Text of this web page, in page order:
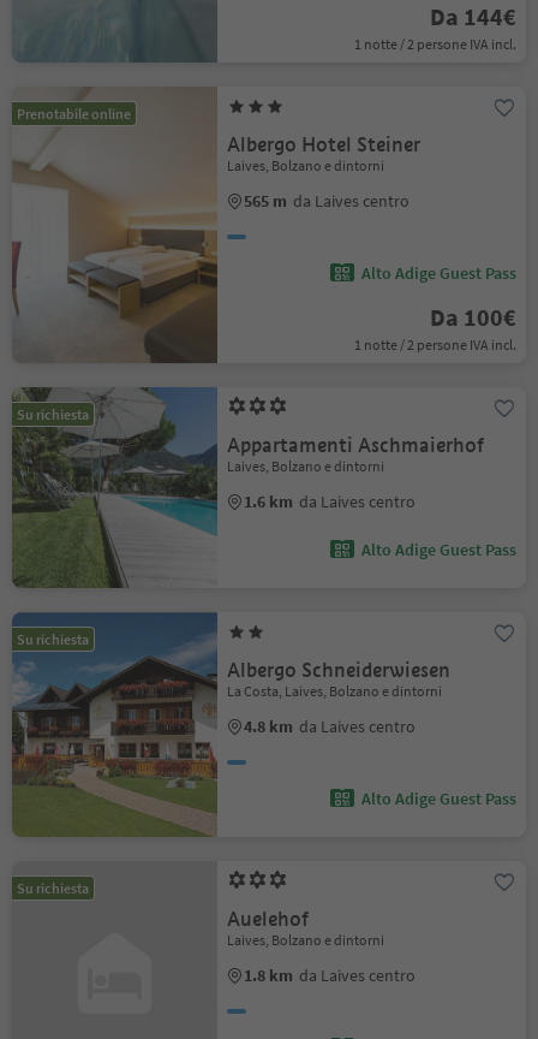
Da 144€
1 notte / 2 persone IVA incl.
Prenotabile online
Albergo Hotel Steiner
Laives, Bolzano e dintorni
565 m da Laives centro
Alto Adige Guest Pass
Da 100€
1 notte / 2 persone IVA incl.
Su richiesta
Appartamenti Aschmaierhof
Laives, Bolzano e dintorni
1.6 km da Laives centro
Alto Adige Guest Pass
Su richiesta
Albergo Schneiderwiesen
La Costa, Laives, Bolzano e dintorni
4.8 km da Laives centro
Alto Adige Guest Pass
Su richiesta
Auelehof
Laives, Bolzano e dintorni
1.8 km da Laives centro